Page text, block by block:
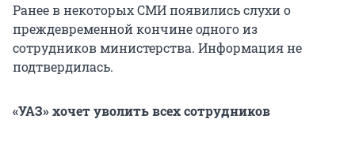
Ранее в некоторых СМИ появились слухи о
преждевременной кончине одного из
сотрудников министерства. Информация не
подтвердилась.
«УАЗ» хочет уволить всех сотрудников